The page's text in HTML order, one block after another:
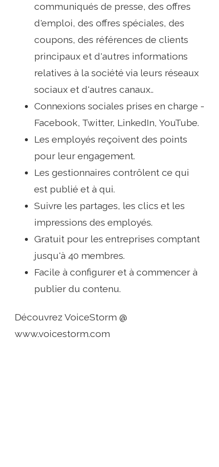
communiqués de presse, des offres
d'emploi, des offres spéciales, des
coupons, des références de clients
principaux et d'autres informations
relatives à la société via leurs réseaux
sociaux et d'autres canaux..
Connexions sociales prises en charge -
Facebook, Twitter, LinkedIn, YouTube.
Les employés reçoivent des points
pour leur engagement.
Les gestionnaires contrôlent ce qui
est publié et à qui.
Suivre les partages, les clics et les
impressions des employés.
Gratuit pour les entreprises comptant
jusqu'à 40 membres.
Facile à configurer et à commencer à
publier du contenu.
Découvrez VoiceStorm @
www.voicestorm.com